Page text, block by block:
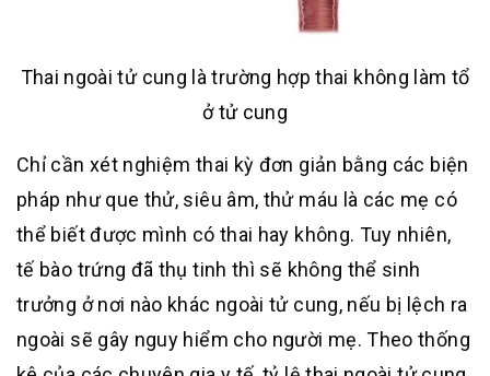
Thai ngoài tử cung là trường hợp thai không làm tổ
ở tử cung
Chỉ cần xét nghiệm thai kỳ đơn giản bằng các biện
pháp như que thử, siêu âm, thử máu là các mẹ có
thể biết được mình có thai hay không. Tuy nhiên,
tế bào trứng đã thụ tinh thì sẽ không thể sinh
trưởng ở nơi nào khác ngoài tử cung, nếu bị lệch ra
ngoài sẽ gây nguy hiểm cho người mẹ. Theo thống